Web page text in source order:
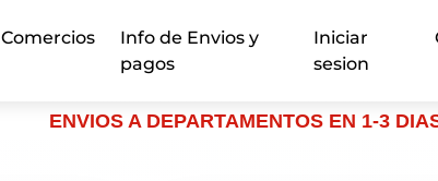
Comercios
Info de Envios y
pagos
Iniciar
sesion
ENVIOS A DEPARTAMENTOS EN 1-3